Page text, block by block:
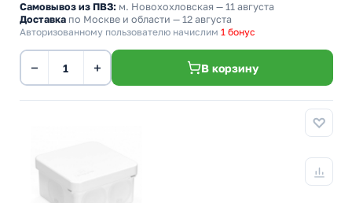
Самовывоз из ПВЗ: м. Новохохловская — 11 августа
Доставка по Москве и области — 12 августа
Авторизованному пользователю начислим 1 бонус
− + В корзину